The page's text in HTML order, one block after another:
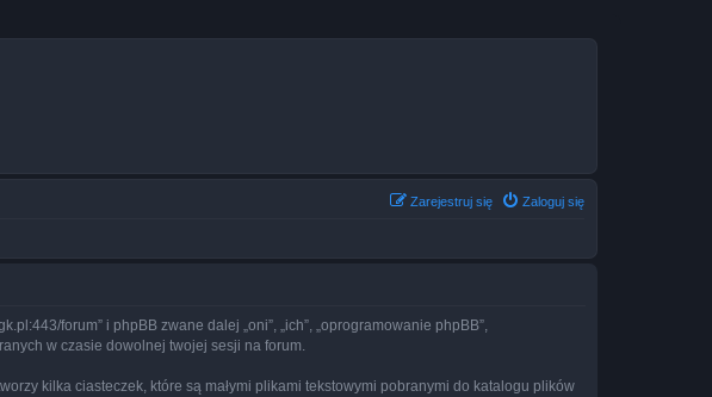
Zaloguj się
Zarejestruj się
forum” i phpBB zwane dalej „oni”, „ich”, „oprogramowanie phpBB”,
w czasie dowolnej twojej sesji na forum.
kilka ciasteczek, które są małymi plikami tekstowymi pobranymi do katalogu plików